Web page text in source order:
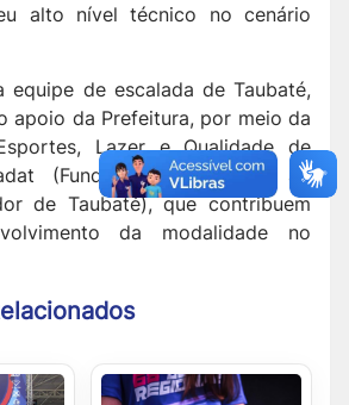
alto nível técnico no cenário
equipe de escalada de Taubaté,
apoio da Prefeitura, por meio da
Lazer e Qualidade de
(Fundo de Assistência ao
de Taubaté), que contribuem
da modalidade no